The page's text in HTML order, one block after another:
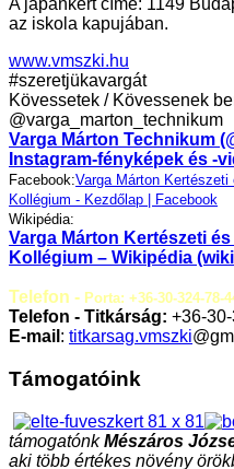
A japánkert címe: 1149
az iskola kapujában.
www.vmszki.hu
#szeretjükavargát
Kövessetek / Kövessenek
@varga_marton_technikum
Varga Márton Technikum
Instagram-fényképek és -
Facebook:Varga Márton
Kollégium - Kezdőlap | Facebook
Wikipédia:
Varga Márton Kertészeti
Kollégium – Wikipédia
Telefon - Porta: +36-30-324-78-
Telefon - Titkárság: +36-
E-mail : titkarsag.vmszki
Támogatóink
támogatónkMészáros
aki több értékes növény